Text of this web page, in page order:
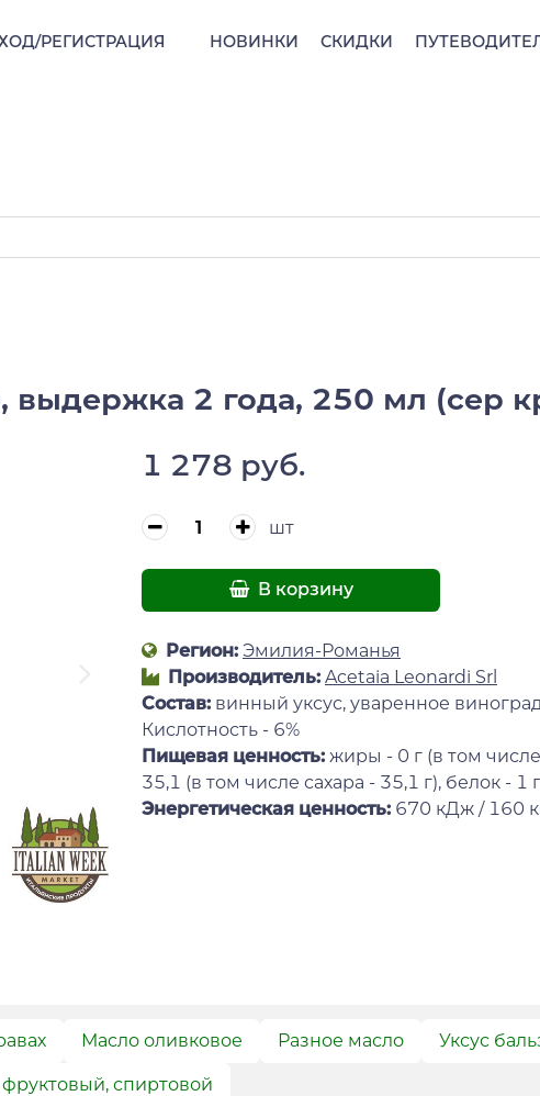
НОВИНКИ СКИДКИ
РЕГИСТРАЦИЯ
выдержка 2 года, 250 мл (сер
1 278 руб.
шт
В корзину
Регион: Эмилия-Романья
Производитель: Acetaia Leonardi Srl
Состав: винный уксус, уваренное
Кислотность - 6%
Пищевая ценность: жиры - 0 г (в том
35,1 (в том числе сахара - 35,1 г), белок - 1
Энергетическая ценность: 670 кДж / 160
Масло оливковое Разное масло Уксус
спиртовой